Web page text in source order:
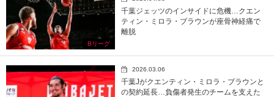
Bリーグ
千葉ジェッツのインサイドに危機…クエン
ティン・ミロラ・ブラウンが座骨神経痛で
離脱
2026.03.06
千葉Jがクエンティン・ミロラ・ブラウンと
の契約延長…負傷者発生のチームを支えた